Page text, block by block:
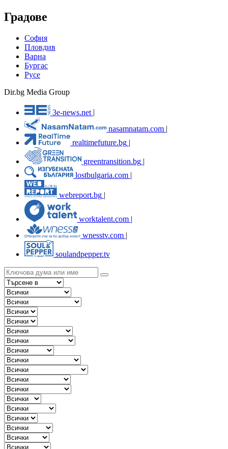
Градове
София
Пловдив
Варна
Бургас
Русе
Dir.bg Media Group
3e-news.net
nasamnatam.com |
realtimefuture.bg |
greentransition.bg |
lostbulgaria.com |
webreport.bg
worktalent.com |
wnesstv.com |
soulandpepper.tv